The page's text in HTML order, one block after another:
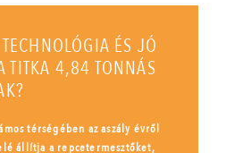
ÉS JÓ
TITKA 4,84 TONNÁS
térségében az aszály évről
állítja a repcetermesztőket,